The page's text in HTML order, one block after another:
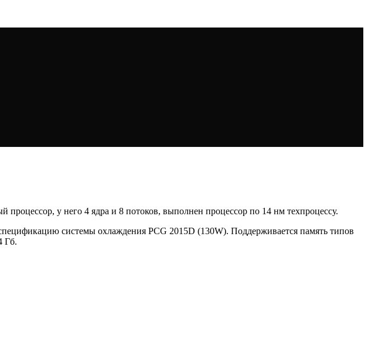
у него 4 ядра и 8 потоков, выполнен процессор по 14 нм техпроцессу.
системы охлаждения PCG 2015D (130W). Поддерживается память типов
Гб.